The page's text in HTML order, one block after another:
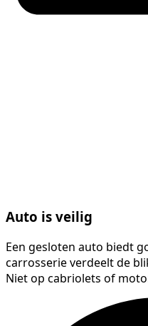
Auto is veilig
Een gesloten auto biedt
carrosserie verdeelt de
Niet op cabriolets of